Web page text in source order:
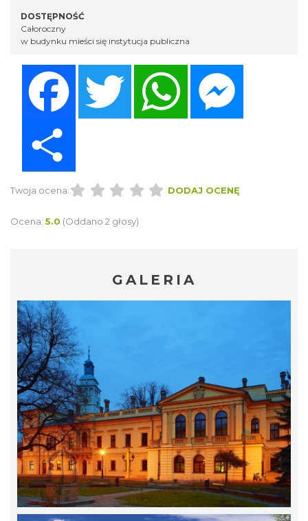
DOSTĘPNOŚĆ
Całoroczny
w budynku mieści się instytucja publiczna
Twitter WhatsApp
Twoja ocena: DODAJ OCENĘ
Ocena: 5.0 (Oddano 2 głosy)
GALERIA